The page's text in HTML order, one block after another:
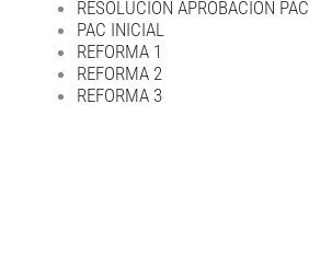
RESOLUCIÓN APROBACIÓN PAC
PAC INICIAL
REFORMA 1
REFORMA 2
REFORMA 3